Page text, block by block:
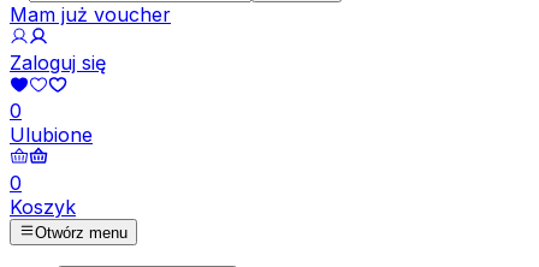
Mam już voucher
Zaloguj się
0
Ulubione
0
Koszyk
Otwórz menu